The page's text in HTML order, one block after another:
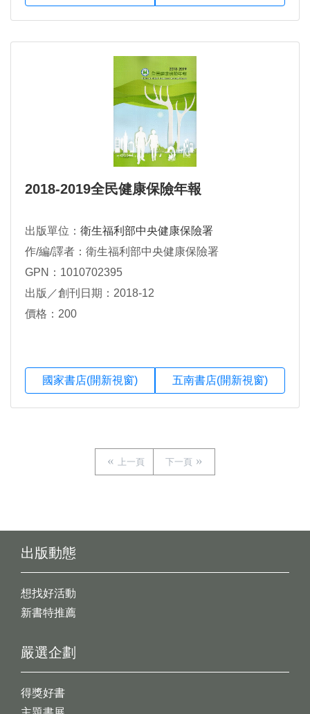
2018-2019全民健康保險年報
出版單位： 衛生福利部中央健康保險署
作/編/譯者：衛生福利部中央健康保險署
GPN：1010702395
出版／創刊日期：2018-12
價格：200
國家書店(開新視窗) 五南書店(開新視窗)
上一頁 下一頁
出版動態
想找好活動
新書特推薦
嚴選企劃
得獎好書